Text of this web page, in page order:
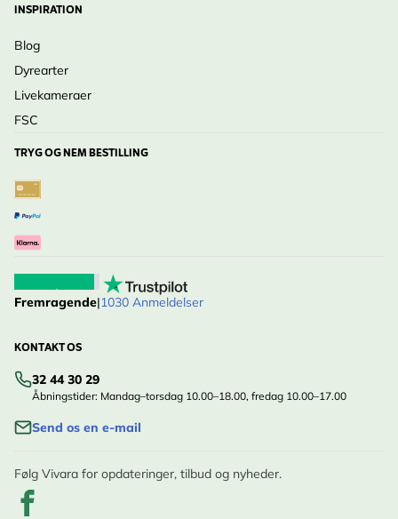
INSPIRATION
Blog
Dyrearter
Livekameraer
FSC
TRYG OG NEM BESTILLING
Fremragende|1030 Anmeldelser
KONTAKT OS
32 44 30 29
Åbningstider: Mandag–torsdag 10.00–18.00, fredag 10.00–17.00
Send os en e-mail
Følg Vivara for opdateringer, tilbud og nyheder.